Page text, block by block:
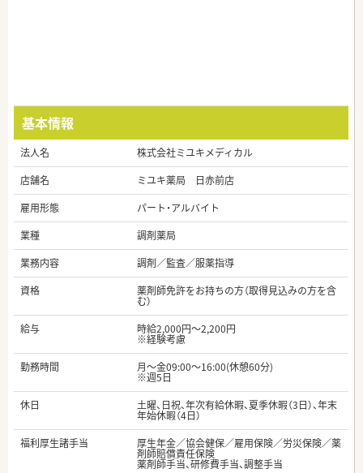
基本情報
法人名
株式会社ミユキメディカル
店舗名
ミユキ薬局 日赤前店
雇用形態
パート・アルバイト
業種
調剤薬局
業務内容
調剤／監査／服薬指導
資格
薬剤師免許をお持ちの方（取得見込みの方を含
む）
給与
時給2,000円～2,200円
※経験考慮
勤務時間
月～金09:00～16:00(休憩60分)
※週5日
休日
土曜、日祝、年次有給休暇、夏季休暇（3日）、年末
年始休暇（4日）
福利厚生諸手当
厚生年金／協会健保／雇用保険／労災保険／薬
剤師賠償責任保険
薬剤師手当、研修費手当、調整手当